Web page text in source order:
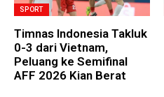
SPORT
Timnas Indonesia Takluk
0-3 dari Vietnam,
Peluang ke Semifinal
AFF 2026 Kian Berat